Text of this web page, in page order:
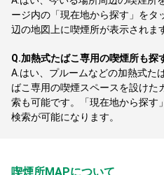
ージ内の「現在地から探す」をタ
辺の地図上に喫煙所が表示されま
Q.加熱式たばこ専用の喫煙所も探
A. はい、プルームなどの加熱式た
ばこ専用の喫煙スペースを設けた
索も可能です。「現在地から探す
検索が可能になります。
喫煙所MAPについて